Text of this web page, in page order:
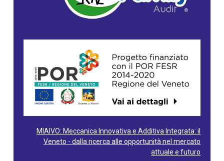
MIAIVO: Meccanica Innovativa e Additiva Integrata: il
Veneto - dalla ricerca alle opportunità nel mercato
attuale e futuro